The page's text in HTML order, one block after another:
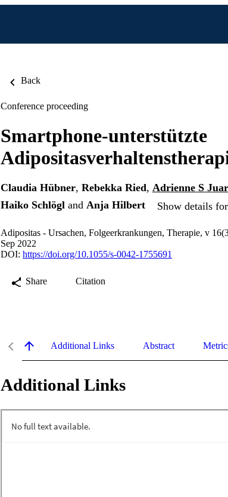
Back
Conference proceeding
Smartphone-unterstützte
Claudia Hübner, Rebekka Ried, Adrienne S
Haiko Schlögl and Anja Hilbert Show details
Adipositas - Ursachen, Folgeerkrankungen, Therapie, v
Sep 2022
DOI: https://doi.org/10.1055/s-0042-1755691
Share Citation
Additional Links Abstract
Additional Links